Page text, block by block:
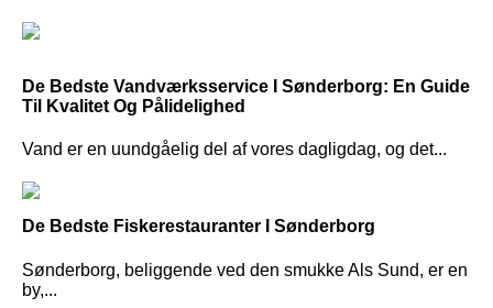
De Bedste Vandværksservice I Sønderborg: En Guide
Til Kvalitet Og Pålidelighed
Vand er en uundgåelig del af vores dagligdag, og det...
De Bedste Fiskerestauranter I Sønderborg
Sønderborg, beliggende ved den smukke Als Sund, er en
by,...